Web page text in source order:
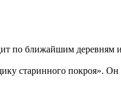
по ближайшим деревням
старинного покроя».